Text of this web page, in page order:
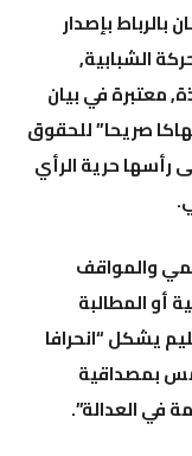
بالرباط بإصدار
الشبابية,
حبسا نافذة, معتبرة في بيان
صريحا” للحقوق
رأسها حرية الرأي
والمواقف
أو المطالبة
يشكل “انحرافا
بمصداقية
في العدالة”.